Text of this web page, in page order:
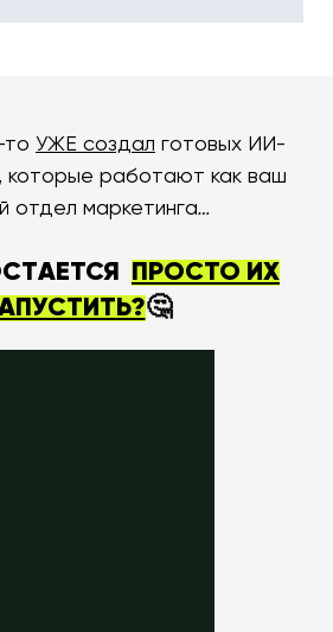
то УЖЕ создал готовых ИИ-
которые работают как ваш
отдел маркетинга…
ПРОСТО ИХ
🤔